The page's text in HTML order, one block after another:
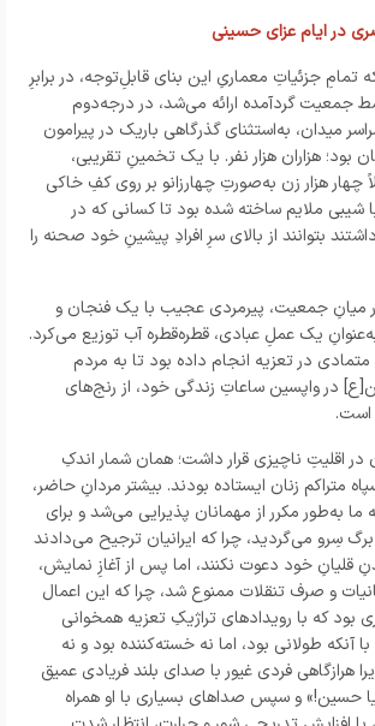
در ایام عزای حسینی
تمامِ جزئیاتِ معماریِ این بنای قابلِ‌توجه، در برابرِ
جمعیت گردآمده ارائه می‌شد، در درجه‌‌دوم
میدان، به‌استثنای گذرگاهی باریک در پیرامون
بود؛ هزاران هزار نفر. با یک تخمینِ تقریبی،
چهار هزار زن به‌صورتِ چهارزانو بر روی کفِ خاکی
شیبی ملایم ساخته شده بود تا کسانی که در
بتوانند از بالای سرِ افرادِ پیشینِ خود صحنه را
جمعیت، پیرمردی عجیب با یک فنجان و
یک عملِ عبادی، قطره‌قطره آب توزیع می‌کرد.
متمادی در تعزیه انجام داده بود تا به مردم
در واپسین ساعاتِ زندگی خود، از رنج‌های
است.
اقلیتِ ناچیزی قرار داشت؛ همان شمار اندکِ
متراکم زنان ایستاده بودند. بیشتر مردانِ حاضر،
ما به‌طور مکرر از مهمانان پذیرایی می‌شد و برای
سِرو می‌گردید، چرا که ایرانیان ترجیح می‌دادند
قلیانِ خود دعوت نکنند، اما پس از آغازِ نمایش،
و صرف تنقلات ممنوع شد، چرا که این اعمال
بود که با رویدادهای تراژیکِ تعزیه همخوانی
آنکه طولانی بود، اما نه خسته‌کننده بود و نه
هرازگاهی فردی غیور با صدای بلند فریادی عمیق
حسین!» و سپس صداهای بسیاری با او همراه